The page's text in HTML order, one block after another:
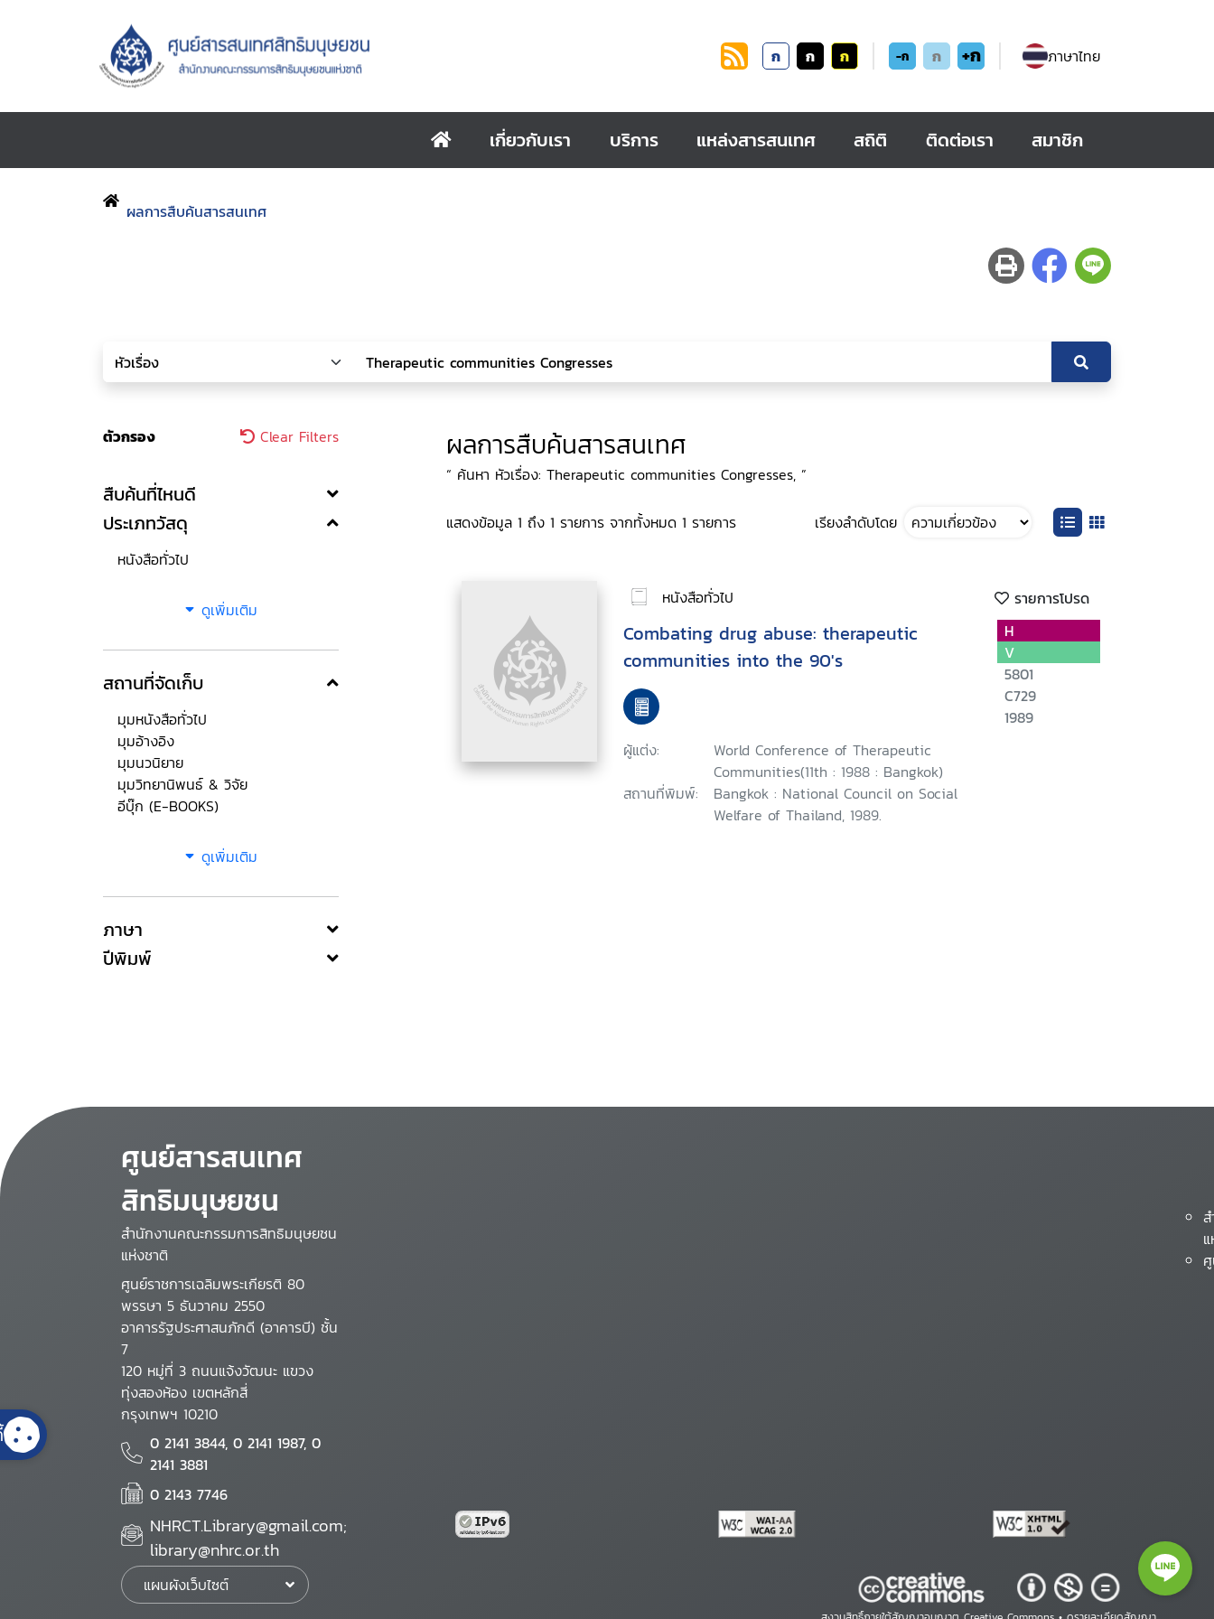
ก ก ก -ก ก +ก ภาษาไทย
เกี่ยวกับเรา บริการ แหล่งสารสนเทศ สถิติ ติดต่อเรา สมาชิก
ผลการสืบค้นสารสนเทศ
ตัวกรอง Clear Filters
สืบค้นที่ไหนดี
ประเภทวัสดุ
หนังสือทั่วไป
ดูเพิ่มเติม
สถานที่จัดเก็บ
มุมหนังสือทั่วไป
มุมอ้างอิง
มุมนวนิยาย
มุมวิทยานิพนธ์ & วิจัย
อีบุ๊ก (E-BOOKS)
ดูเพิ่มเติม
ภาษา
ปีพิมพ์
ผลการสืบค้นสารสนเทศ
“ ค้นหา หัวเรื่อง: Therapeutic communities Congresses, ”
แสดงข้อมูล 1 ถึง 1 รายการ จากทั้งหมด 1 รายการ เรียงลำดับโดย
หนังสือทั่วไป รายการโปรด
Combating drug abuse: therapeutic
communities into the 90's
ผู้แต่ง:
World Conference of Therapeutic
Communities(11th : 1988 : Bangkok)
สถานที่พิมพ์:
Bangkok : National Council on Social
Welfare of Thailand, 1989.
H
V
5801
C729
1989
ศูนย์สารสนเทศ
สิทธิมนุษยชน
สำนักงานคณะกรรมการสิทธิมนุษยชน
แห่งชาติ
ศูนย์ราชการเฉลิมพระเกียรติ 80
พรรษา 5 ธันวาคม 2550
อาคารรัฐประศาสนภักดี (อาคารบี) ชั้น
7
120 หมู่ที่ 3 ถนนแจ้งวัฒนะ แขวง
ทุ่งสองห้อง เขตหลักสี่
กรุงเทพฯ 10210
0 2141 3844, 0 2141 1987, 0
2141 3881
0 2143 7746
NHRCT.Library@gmail.com;
library@nhrc.or.th
แผนผังเว็บไซต์